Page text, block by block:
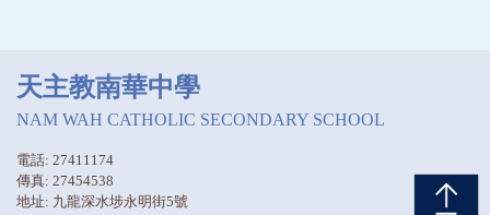
天主教南華中學
NAM WAH CATHOLIC SECONDARY SCHOOL
電話: 27411174
傳真: 27454538
地址: 九龍深水埗永明街5號